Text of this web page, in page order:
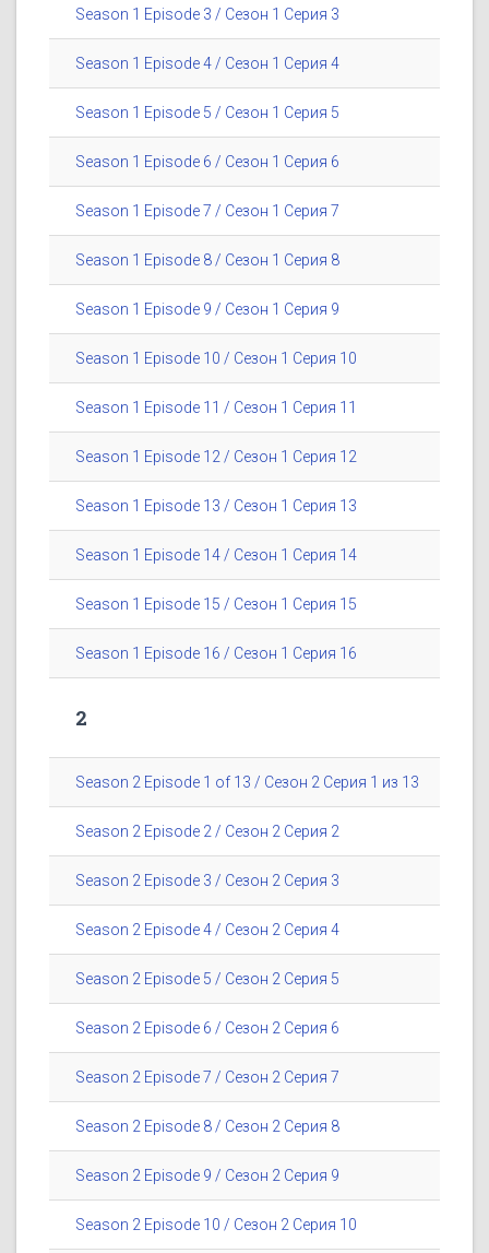
Season 1 Episode 3 / Сезон 1 Серия 3
Season 1 Episode 4 / Сезон 1 Серия 4
Season 1 Episode 5 / Сезон 1 Серия 5
Season 1 Episode 6 / Сезон 1 Серия 6
Season 1 Episode 7 / Сезон 1 Серия 7
Season 1 Episode 8 / Сезон 1 Серия 8
Season 1 Episode 9 / Сезон 1 Серия 9
Season 1 Episode 10 / Сезон 1 Серия 10
Season 1 Episode 11 / Сезон 1 Серия 11
Season 1 Episode 12 / Сезон 1 Серия 12
Season 1 Episode 13 / Сезон 1 Серия 13
Season 1 Episode 14 / Сезон 1 Серия 14
Season 1 Episode 15 / Сезон 1 Серия 15
Season 1 Episode 16 / Сезон 1 Серия 16
2
Season 2 Episode 1 of 13 / Сезон 2 Серия 1 из 13
Season 2 Episode 2 / Сезон 2 Серия 2
Season 2 Episode 3 / Сезон 2 Серия 3
Season 2 Episode 4 / Сезон 2 Серия 4
Season 2 Episode 5 / Сезон 2 Серия 5
Season 2 Episode 6 / Сезон 2 Серия 6
Season 2 Episode 7 / Сезон 2 Серия 7
Season 2 Episode 8 / Сезон 2 Серия 8
Season 2 Episode 9 / Сезон 2 Серия 9
Season 2 Episode 10 / Сезон 2 Серия 10